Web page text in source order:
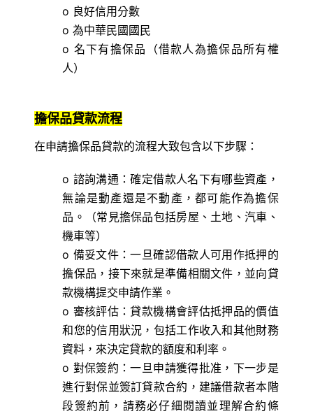
o 良好信用分數
o 為中華民國國民
o 名下有擔保品（借款人為擔保品所有權
人）
擔保品貸款流程
在申請擔保品貸款的流程大致包含以下步驟：
o 諮詢溝通：確定借款人名下有哪些資產，
無論是動產還是不動產，都可能作為擔保
品。（常見擔保品包括房屋、土地、汽車、
機車等）
o 備妥文件：一旦確認借款人可用作抵押的
擔保品，接下來就是準備相關文件，並向貸
款機構提交申請作業。
o 審核評估：貸款機構會評估抵押品的價值
和您的信用狀況，包括工作收入和其他財務
資料，來決定貸款的額度和利率。
o 對保簽約：一旦申請獲得批准，下一步是
進行對保並簽訂貸款合約，建議借款者本階
段簽約前，請務必仔細閱讀並理解合約條